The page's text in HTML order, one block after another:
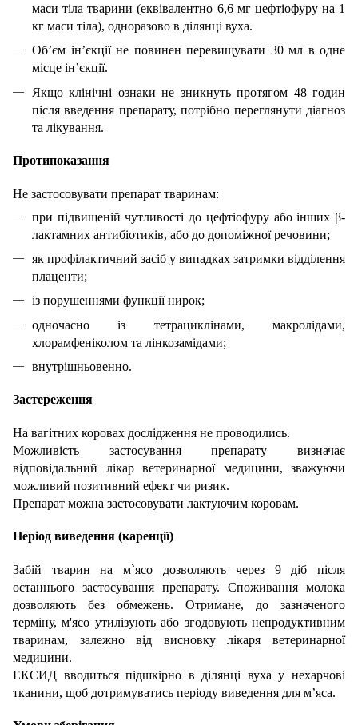
маси тіла тварини (еквівалентно 6,6 мг цефтіофуру на 1
кг маси тіла), одноразово в ділянці вуха.
Об’єм ін’єкції не повинен перевищувати 30 мл в одне
місце ін’єкції.
Якщо клінічні ознаки не зникнуть протягом 48 годин
після введення препарату, потрібно переглянути діагноз
та лікування.
Протипоказання
Не застосовувати препарат тваринам:
при підвищеній чутливості до цефтіофуру або інших β-
лактамних антибіотиків, або до допоміжної речовини;
як профілактичний засіб у випадках затримки відділення
плаценти;
із порушеннями функції нирок;
одночасно із тетрациклінами, макролідами,
хлорамфеніколом та лінкозамідами;
внутрішньовенно.
Застереження
На вагітних коровах дослідження не проводились.
Можливість застосування препарату визначає
відповідальний лікар ветеринарної медицини, зважуючи
можливий позитивний ефект чи ризик.
Препарат можна застосовувати лактуючим коровам.
Період виведення (каренції)
Забій тварин на м`ясо дозволяють через 9 діб після
останнього застосування препарату. Cпоживання молока
дозволяють без обмежень. Отримане, до зазначеного
терміну, м'ясо утилізують або згодовують непродуктивним
тваринам, залежно від висновку лікаря ветеринарної
медицини.
ЕКСИД вводиться підшкірно в ділянці вуха у нехарчові
тканини, щоб дотримуватись періоду виведення для м’яса.